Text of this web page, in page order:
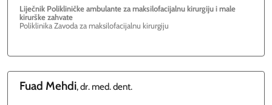
Liječnik Polikliničke ambulante za maksilofacijalnu kirurgiju i male
kirurške zahvate
Poliklinika Zavoda za maksilofacijalnu kirurgiju
Fuad Mehdi, dr. med. dent.